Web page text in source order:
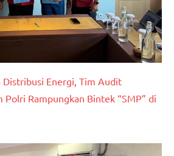
Distribusi Energi, Tim Audit
Polri Rampungkan Bintek “SMP” di